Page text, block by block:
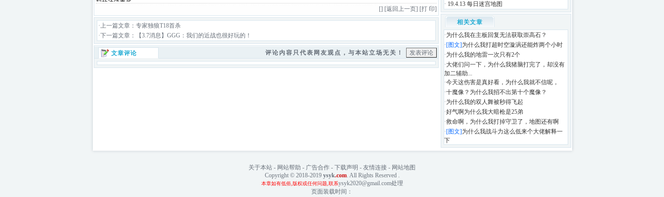
[] [返回上一页] [打 印]
·上一篇文章： 专家独狼T18首杀
·下一篇文章：
【3.7消息】GGG：我们的近战也很好玩的！
文章评论 评论内容只代表网友观点，与本站立场无关！
· 19.4.13 每日迷宫地图
相关文章
·为什么我在主板回复无法获取崇高石？
·[图文]为什么我打超时空漩涡还能炸两个小时
·为什么我的地雷一次只有2个
·大佬们问一下，为什么我猪脑打完了，却没有
加二辅助...
·今天这伤害是真好看，为什么我就不信呢，
·十魔像？为什么我招不出第十个魔像？
·为什么我的双人舞被秒得飞起
·好气啊为什么我大暗枪是25弟
·救命啊，为什么我打掉守卫了，地图还有啊
·[图文]为什么我战斗力这么低来个大佬解释一
下
关于本站 - 网站帮助 - 广告合作 - 下载声明 - 友情连接 - 网站地图
Copyright © 2018-2019 ysyk.com. All Rights Reserved .
本章如有低俗,版权或任何问题,联系ysyk2020@gmail.com处理
页面装载时间：